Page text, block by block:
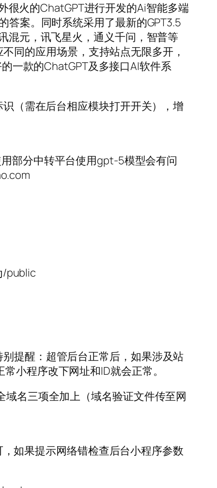
很火的ChatGPT进行开发的Ai智能多端
答案。同时系统采用了最新的GPT3.5
混元，讯飞星火，通义千问，智普等
同的应用场景，支持站点无限多开，
一款的ChatGPT及多接口AI软件系
（需在后台相应模块打开开关），增
部分中转平台使用gpt-5模型会有问
/public
提醒：超管后台正常后，如果涉及站
小程序改下网址和ID就会正常。
名三项全加上（域名验证文件传至网
如果提示网络错检查后台小程序参数